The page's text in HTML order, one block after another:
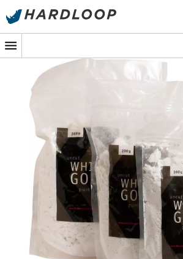
Zomeraanbiedingen 🔥 -5% EXTRA